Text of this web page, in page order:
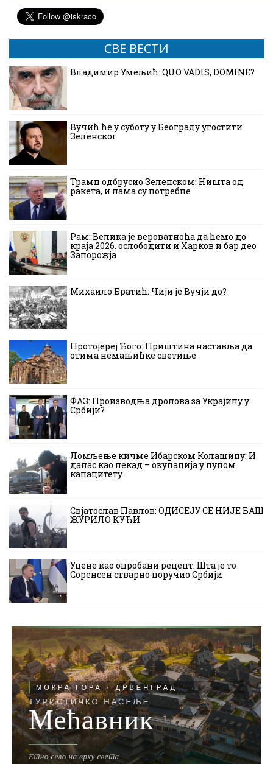
СВЕ ВЕСТИ
Владимир Умељић: QUO VADIS, DOMINE?
Вучић ће у суботу у Београду угостити
Зеленског
Трамп одбрусио Зеленском: Ништа од
ракета, и нама су потребне
Рам: Велика је вероватноћа да ћемо до
краја 2026. ослободити и Харков и бар део
Запорожја
Михаило Братић: Чији је Вучји до?
Протојереј Ђого: Приштина наставља да
отима немањићке светиње
ФАЗ: Производња дронова за Украјину у
Србији?
Ломљење кичме Ибарском Колашину: И
данас као некад – окупација у пуном
капацитету
Свјатослав Павлов: ОДИСЕЈУ СЕ НИЈЕ БАШ
ЖУРИЛО КУЋИ
Уцене као опробани рецепт: Шта је то
Соренсен стварно поручио Србији